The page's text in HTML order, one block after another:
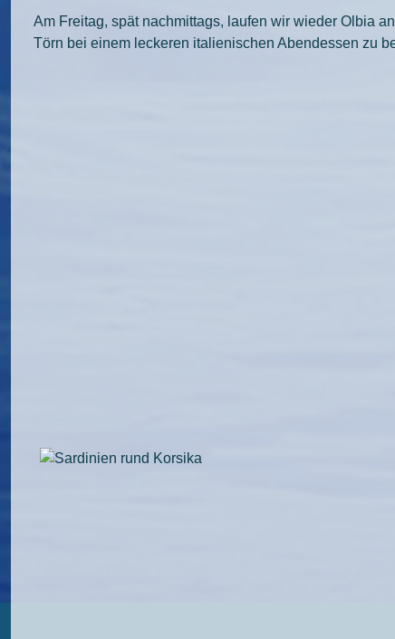
Am Freitag, spät nachmittags, laufen wir wieder Olbia
Törn bei einem leckeren italienischen Abendessen zu